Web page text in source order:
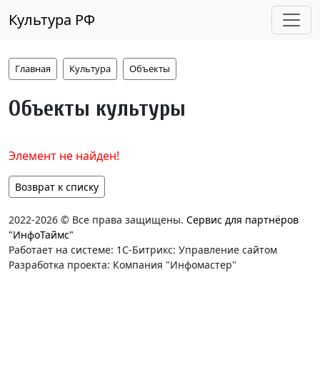
Культура РФ
Главная Культура Объекты
Объекты культуры
Элемент не найден!
Возврат к списку
2022-2026 © Все права защищены. Сервис для партнёров
"ИнфоТаймс"
Работает на системе: 1С-Битрикс: Управление сайтом
Разработка проекта: Компания "Инфомастер"